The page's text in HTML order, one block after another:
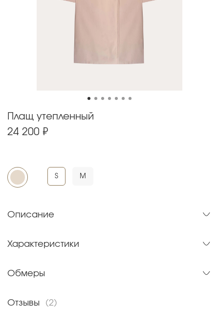
Плащ утепленный
24 200 ₽
S M
Описание
Характеристики
Обмеры
Отзывы (2)